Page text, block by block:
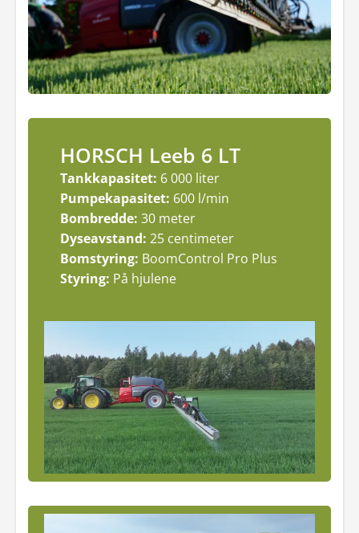
HORSCH Leeb 6 LT
Tankkapasitet: 6 000 liter
Pumpekapasitet: 600 l/min
Bombredde: 30 meter
Dyseavstand: 25 centimeter
Bomstyring: BoomControl Pro Plus
Styring: På hjulene